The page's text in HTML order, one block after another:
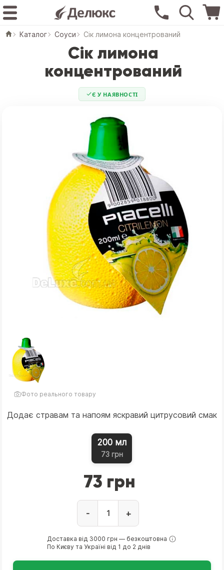
Каталог Соуси Сік лимона концентрований
Сік лимона
концентрований
Є У НАЯВНОСТІ
Фото реального товару
Додає стравам та напоям яскравий цитрусовий смак
200 мл
73 грн
73 грн
- +
Доставка від 3000 грн — безкоштовна
По Києву та Україні від 1 до 2 днів